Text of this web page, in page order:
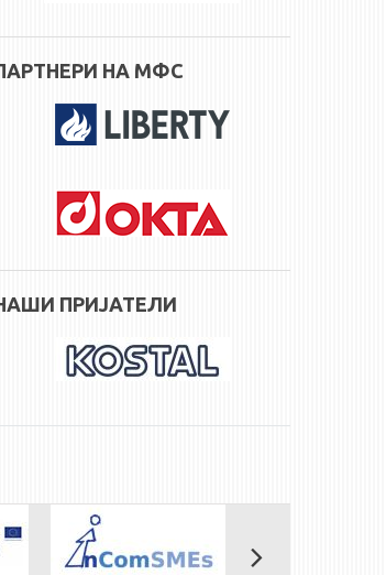
НА МФС
ПРИЈАТЕЛИ